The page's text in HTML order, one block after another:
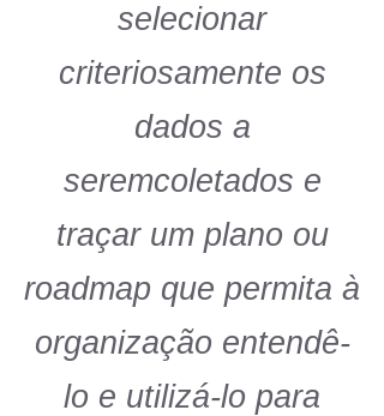
selecionar
criteriosamente os
dados a
seremcoletados e
traçar um plano ou
roadmap que permita à
organização entendê-
lo e utilizá-lo para